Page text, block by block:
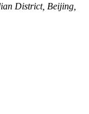
District, Beijing,